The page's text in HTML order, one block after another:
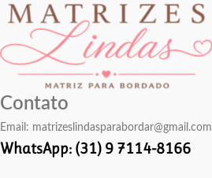
Contato
Email: matrizeslindasparabordar@gmail.com
WhatsApp: (31) 9 7114-8166